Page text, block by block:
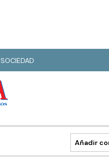
SOCIEDAD
Añadir